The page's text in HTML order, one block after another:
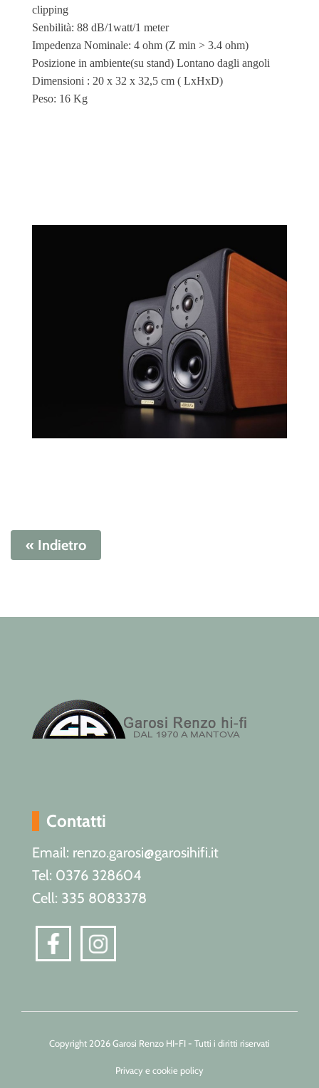
clipping
Senbilità: 88 dB/1watt/1 meter
Impedenza Nominale: 4 ohm (Z min > 3.4 ohm)
Posizione in ambiente(su stand) Lontano dagli angoli
Dimensioni : 20 x 32 x 32,5 cm ( LxHxD)
Peso: 16 Kg
« Indietro
Contatti
Email: renzo.garosi@garosihifi.it
Tel: 0376 328604
Cell: 335 8083378
Copyright 2026 Garosi Renzo HI-FI - Tutti i diritti riservati
Privacy e cookie policy